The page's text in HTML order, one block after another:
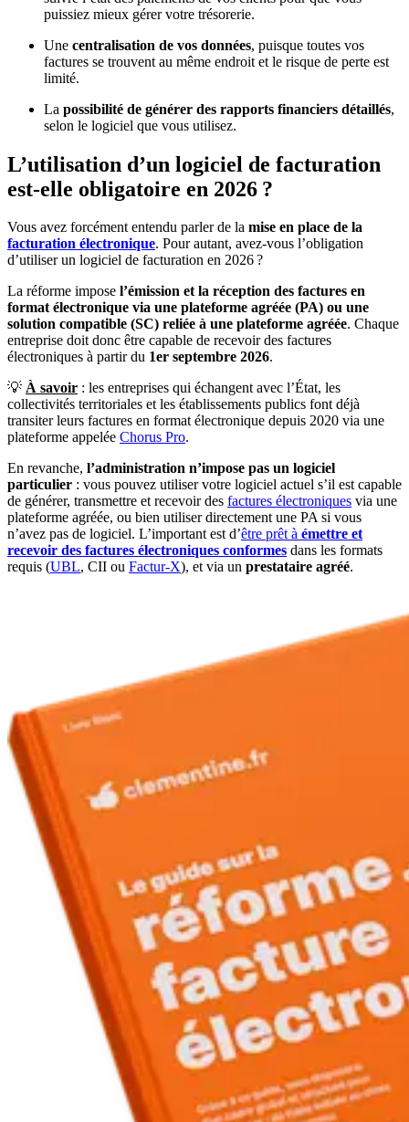
puissiez mieux gérer votre trésorerie.
Une centralisation de vos données, puisque toutes vos
factures se trouvent au même endroit et le risque de perte est
limité.
La possibilité de générer des rapports financiers détaillés,
selon le logiciel que vous utilisez.
L’utilisation d’un logiciel de facturation
est-elle obligatoire en 2026 ?
Vous avez forcément entendu parler de la mise en place de la
facturation électronique. Pour autant, avez-vous l’obligation
d’utiliser un logiciel de facturation en 2026 ?
La réforme impose l’émission et la réception des factures en
format électronique via une plateforme agréée (PA) ou une
solution compatible (SC) reliée à une plateforme agréée. Chaque
entreprise doit donc être capable de recevoir des factures
électroniques à partir du 1er septembre 2026.
💡 À savoir : les entreprises qui échangent avec l’État, les
collectivités territoriales et les établissements publics font déjà
transiter leurs factures en format électronique depuis 2020 via une
plateforme appelée Chorus Pro.
En revanche, l’administration n’impose pas un logiciel
particulier : vous pouvez utiliser votre logiciel actuel s’il est capable
de générer, transmettre et recevoir des factures électroniques via une
plateforme agréée, ou bien utiliser directement une PA si vous
n’avez pas de logiciel. L’important est d’être prêt à émettre et
recevoir des factures électroniques conformes dans les formats
requis (UBL, CII ou Factur-X), et via un prestataire agréé.